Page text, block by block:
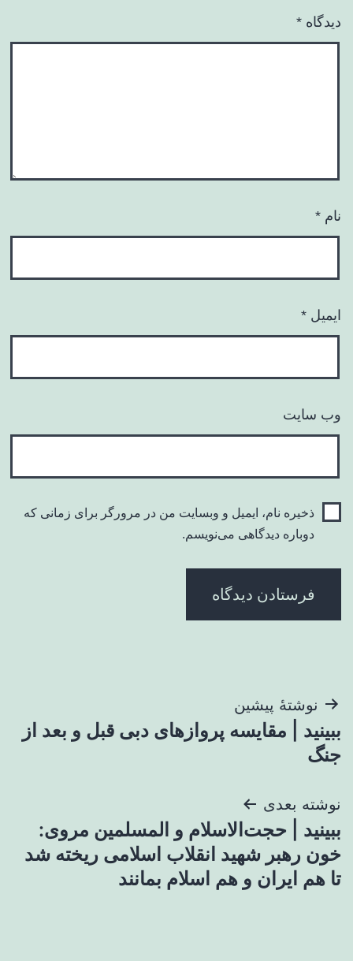
دیدگاه *
نام *
ایمیل *
وب‌ سایت
ذخیره نام، ایمیل و وبسایت من در مرورگر برای زمانی که
دوباره دیدگاهی می‌نویسم.
راهبری
نوشته
نوشتهٔ پیشین
ببینید | مقایسه پروازهای دبی قبل و بعد از
جنگ
نوشته بعدی
ببینید | حجت‌الاسلام و المسلمین مروی:
خون رهبر شهید انقلاب اسلامی ریخته شد
تا هم ایران و هم اسلام بمانند